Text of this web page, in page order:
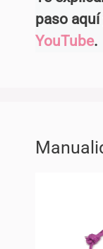
paso
YouTube.